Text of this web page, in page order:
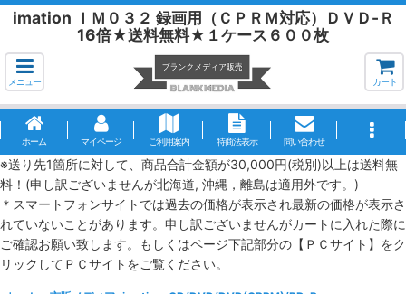
imation ＩＭ０３２ 録画用（ＣＰＲＭ対応）ＤＶＤ-Ｒ
16倍★送料無料★１ケース６００枚
メニュー カート
ホーム マイページ ご利用案内 特商法表示 問い合わせ
※送り先1箇所に対して、商品合計金額が30,000円(税別)以上は送料無
料！(申し訳ございませんが北海道, 沖縄，離島は適用外です。)
＊スマートフォンサイトでは過去の価格が表示され最新の価格が表示さ
れていないことがあります。申し訳ございませんがカートに入れた際に
ご確認お願い致します。もしくはページ下記部分の【ＰＣサイト】をク
リックしてＰＣサイトをご覧ください。